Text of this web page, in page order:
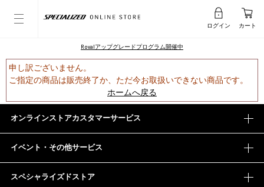
ログイン カート
Rovalアップグレードプログラム開催中
申し訳ございません。
ご指定の商品は販売終了か、ただ今お取扱いできない商品です。
ホームへ戻る
オンラインストアカスタマーサービス
イベント・その他サービス
スペシャライズドストア